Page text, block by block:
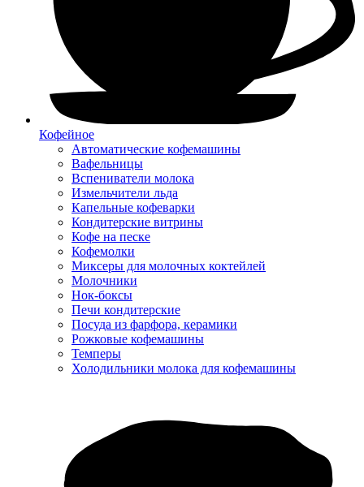
Кофейное
Автоматические кофемашины
Вафельницы
Вспениватели молока
Измельчители льда
Капельные кофеварки
Кондитерские витрины
Кофе на песке
Кофемолки
Миксеры для молочных коктейлей
Молочники
Нок-боксы
Печи кондитерские
Посуда из фарфора, керамики
Рожковые кофемашины
Темперы
Холодильники молока для кофемашины